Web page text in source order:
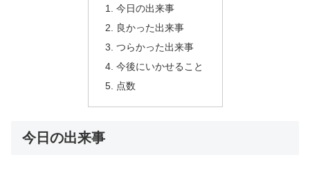
今日の出来事
良かった出来事
つらかった出来事
今後にいかせること
点数
今日の出来事